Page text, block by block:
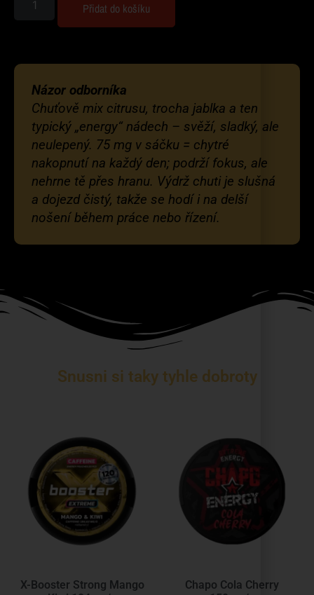
Přidat do košíku
Názor odborníka
Chuťově mix citrusu, trocha jablka a ten
typický „energy“ nádech – svěží, sladký, ale
neulepený. 75 mg v sáčku = chytré
nakopnutí na každý den; podrží fokus, ale
nehrne tě přes hranu. Výdrž chuti je slušná
a dojezd čistý, takže se hodí i na delší
nošení během práce nebo řízení.
Snusni si taky tyhle dobroty
X-Booster Strong Mango
Chapo Cola Cherry